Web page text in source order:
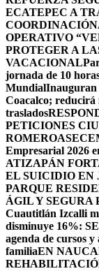
ECATEPEC A
COORDINACIÓN
OPERATIVO
PROTEGER A
VACACIONAL
jornada de 10
MundialInauguran
Coacalco; reducirá
traslados
PETICIONES
ROMERO
Empresarial 2026
ATIZAPÁN
EL SUICIDIO EN
PARQUE
ÁGIL Y
Cuautitlán Izcalli
disminuye 16%:
agenda de cursos
familiaEN